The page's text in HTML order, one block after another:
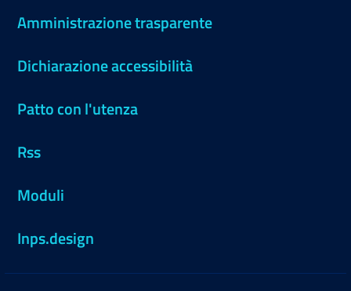
Amministrazione trasparente
Dichiarazione accessibilità
Patto con l'utenza
Rss
Moduli
Inps.design